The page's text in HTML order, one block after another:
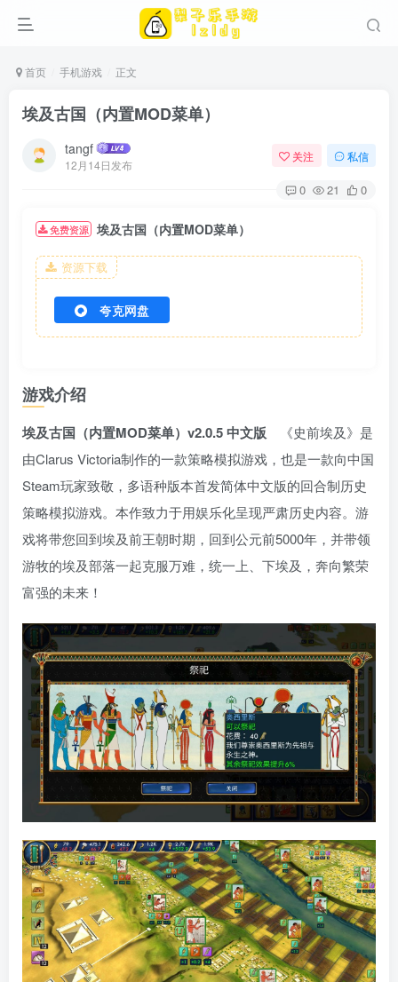
首页 手机游戏 正文
埃及古国（内置MOD菜单）
tangf
12月14日发布
关注 私信
0 21 0
免费资源 埃及古国（内置MOD菜单）
资源下载
夸克网盘
游戏介绍
埃及古国（内置MOD菜单）v2.0.5 中文版 《史前埃及》是
由Clarus Victoria制作的一款策略模拟游戏，也是一款向中国
Steam玩家致敬，多语种版本首发简体中文版的回合制历史
策略模拟游戏。本作致力于用娱乐化呈现严肃历史内容。游
戏将带您回到埃及前王朝时期，回到公元前5000年，并带领
游牧的埃及部落一起克服万难，统一上、下埃及，奔向繁荣
富强的未来！